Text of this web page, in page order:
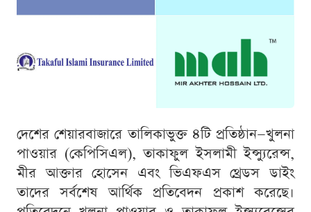
দেশের শেয়ারবাজারে তালিকাভুক্ত ৪টি প্রতিষ্ঠান—খুলনা
পাওয়ার (কেপিসিএল), তাকাফুল ইসলামী ইন্স্যুরেন্স,
মীর আক্তার হোসেন এবং ভিএফএস থ্রেডস ডাইং
তাদের সর্বশেষ আর্থিক প্রতিবেদন প্রকাশ করেছে।